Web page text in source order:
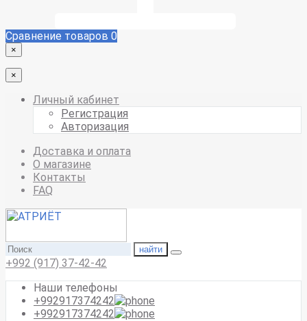
Сравнение товаров 0
×
×
Личный кабинет
Регистрация
Авторизация
Доставка и оплата
О магазине
Контакты
FAQ
найти
+992 (917) 37-42-42
Наши телефоны
+992917374242
+992917374242